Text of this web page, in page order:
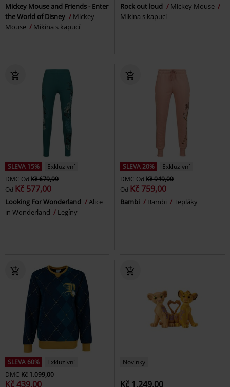
Mickey Mouse and Friends - Enter
the World of Disney
Mickey
Mouse
Mikina s kapucí
Rock out loud
Mickey Mouse
Mikina s kapucí
SLEVA 15%
Exkluzivní
DMC Od Kč 679,99
Od Kč 577,00
Looking For Wonderland
Alice
in Wonderland
Legíny
SLEVA 20%
Exkluzivní
DMC Od Kč 949,00
Od Kč 759,00
Bambi Bambi Tepláky
SLEVA 60%
Exkluzivní
DMC Kč 1.099,00
Kč 439,00
Novinky
Kč 1.249,00